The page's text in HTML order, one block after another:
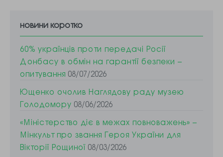
новини коротко
60% українців проти передачі Росії
Донбасу в обмін на гарантії безпеки –
опитування 08/07/2026
Ющенко очолив Наглядову раду музею
Голодомору 08/06/2026
«Міністерство діє в межах повноважень» –
Мінкульт про звання Героя України для
Вікторії Рощиної 08/03/2026